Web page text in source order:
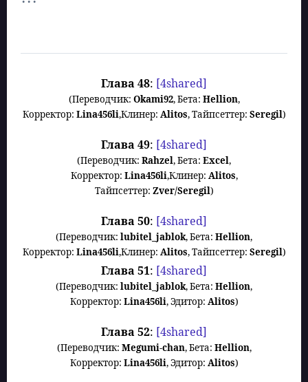
Глава 48: [4shared]
(Переводчик: Okami92, Бета: Hellion,
Корректор: Lina456li,Клинер: Alitos, Тайпсеттер: Seregil)
Глава 49: [4shared]
(Переводчик: Rahzel, Бета: Excel,
Корректор: Lina456li,Клинер: Alitos,
Тайпсеттер: Zver/Seregil)
Глава 50: [4shared]
(Переводчик: lubitel_jablok, Бета: Hellion,
Корректор: Lina456li,Клинер: Alitos, Тайпсеттер: Seregil)
Глава 51: [4shared]
(Переводчик: lubitel_jablok,Бета: Hellion,
Корректор: Lina456li,Эдитор: Alitos)
Глава 52: [4shared]
(Переводчик: Megumi-chan,Бета: Hellion,
Корректор: Lina456li,Эдитор: Alitos)